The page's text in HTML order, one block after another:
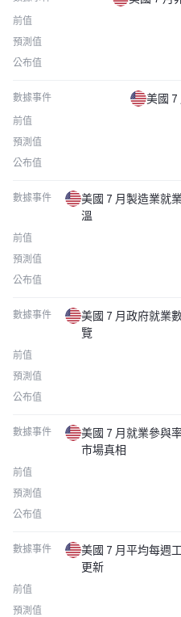
前值
預測值
公布值
數據事件 美國
前值
預測值
公布值
數據事件
美國 7 月製造業就
溫
前值
預測值
公布值
數據事件
美國 7 月政府就業
覽
前值
預測值
公布值
數據事件
美國 7 月就業參與
市場真相
前值
預測值
公布值
數據事件
美國 7 月平均每週
更新
前值
預測值